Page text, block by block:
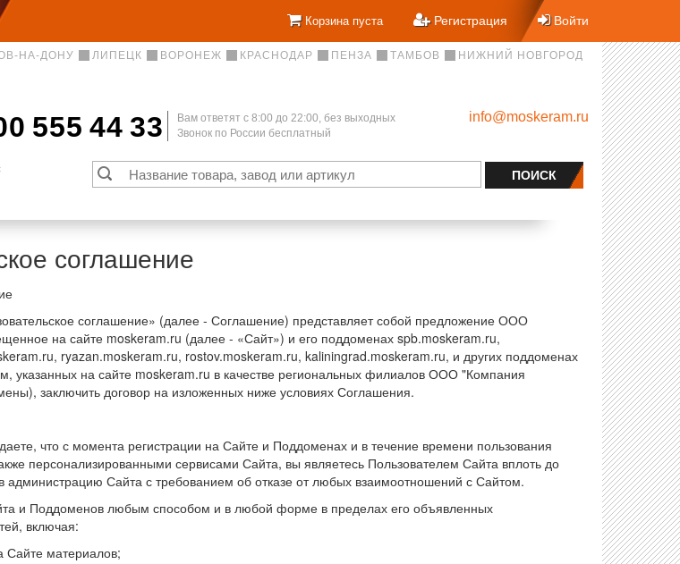
Корзина пуста Регистрация Войти
НА-ДОНУ ЛИПЕЦК ВОРОНЕЖ КРАСНОДАР ПЕНЗА ТАМБОВ
НИЖНИЙ НОВГОРОД
555 44 33
Вам ответят c 8:00 до 22:00, без выходных
Звонок по России бесплатный
info@moskeram.ru
соглашение
соглашение» (далее - Соглашение) представляет собой предложение ООО
на сайте moskeram.ru (далее - «Сайт») и его поддоменах spb.moskeram.ru,
ryazan.moskeram.ru, rostov.moskeram.ru, kaliningrad.moskeram.ru, и других поддоменах
указанных на сайте moskeram.ru в качестве региональных филиалов ООО "Компания
заключить договор на изложенных ниже условиях Соглашения.
что с момента регистрации на Сайте и Поддоменах и в течение времени пользования
персонализированными сервисами Сайта, вы являетесь Пользователем Сайта вплоть до
администрацию Сайта с требованием об отказе от любых взаимоотношений с Сайтом.
и Поддоменов любым способом и в любой форме в пределах его объявленных
включая:
материалов;